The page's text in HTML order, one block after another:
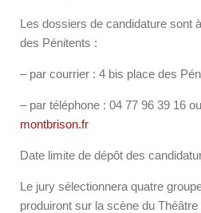
Les dossiers de candidature sont
des Pénitents :
– par courrier : 4 bis place des
– par téléphone : 04 77 96 39 16
montbrison.fr
Date limite de dépôt des
Le jury sélectionnera quatre
produiront sur la scène du